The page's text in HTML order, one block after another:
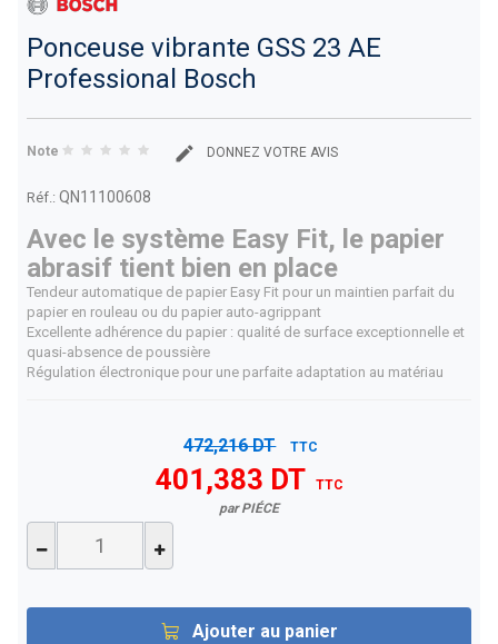
Ponceuse vibrante GSS 23 AE
Professional Bosch
Note DONNEZ VOTRE AVIS
Réf.: QN11100608
Avec le système Easy Fit, le papier
abrasif tient bien en place
Tendeur automatique de papier Easy Fit pour un maintien parfait du
papier en rouleau ou du papier auto-agrippant
Excellente adhérence du papier : qualité de surface exceptionnelle et
quasi-absence de poussière
Régulation électronique pour une parfaite adaptation au matériau
472,216 DT TTC
401,383 DT
TTC
par PIÉCE
Ajouter au panier